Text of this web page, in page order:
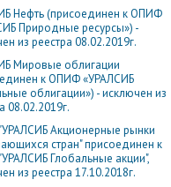
Нефть (присоединен к ОПИФ
Природные ресурсы») -
из реестра 08.02.2019г.
Мировые облигации
к ОПИФ «УРАЛСИБ
облигации») - исключен из
08.02.2019г.
Акционерные рынки
стран" присоединен к
Глобальные акции",
из реестра 17.10.2018г.